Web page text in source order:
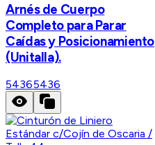
Arnés de Cuerpo
Completo para Parar
Caídas y Posicionamiento
(Unitalla).
54365436